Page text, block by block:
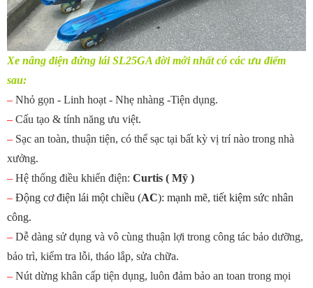
Xe nâng điện đứng láiSL25GA đời mới nhất có các ưu điểm
sau:
– Nhỏ gọn - Linh hoạt - Nhẹ nhàng -Tiện dụng.
– Cấu tạo & tính năng ưu việt.
– Sạc an toàn, thuận tiện, có thể sạc tại bất kỳ vị trí nào trong nhà
xưởng.
– Hệ thống điều khiển điện: Curtis ( Mỹ )
– Động cơ điện lái một chiều (AC): mạnh mẽ, tiết kiệm sức nhân
công.
– Dễ dàng sử dụng và vô cùng thuận lợi trong công tác bảo dưỡng,
bảo trì, kiểm tra lỗi, tháo lắp, sửa chữa.
– Nút dừng khân cấp tiện dụng, luôn đảm bảo an toan trong mọi